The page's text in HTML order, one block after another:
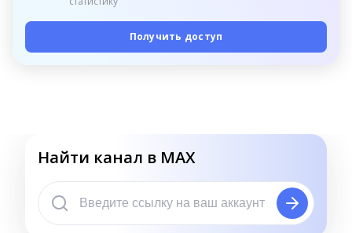
Получить доступ
Найти канал в MAX